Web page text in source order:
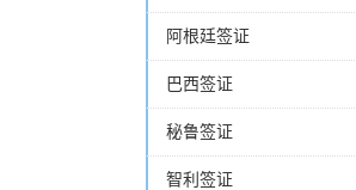
阿根廷签证
巴西签证
秘鲁签证
智利签证